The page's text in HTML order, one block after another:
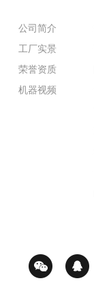
公司简介
工厂实景
荣誉资质
机器视频